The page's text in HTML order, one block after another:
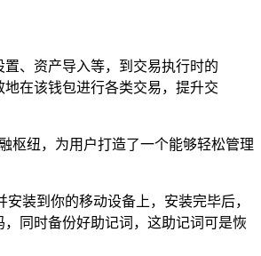
、资产导入等，到交易执行时的
在该钱包进行各类交易，提升交
枢纽，为用户打造了一个能够轻松管理
装到你的移动设备上，安装完毕后，
同时备份好助记词，这助记词可是恢